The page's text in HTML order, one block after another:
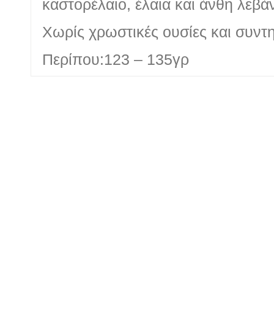
καστορέλαιο, έλαια και άνθη
Χωρίς χρωστικές ουσίες και
Περίπου:123 – 135γρ